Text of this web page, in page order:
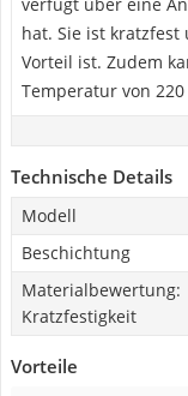
hat. Sie ist
Vorteil ist. Zudem
Temperatur von
Technische Details
Modell
Beschichtung
Materialbewertung:
Kratzfestigkeit
Vorteile